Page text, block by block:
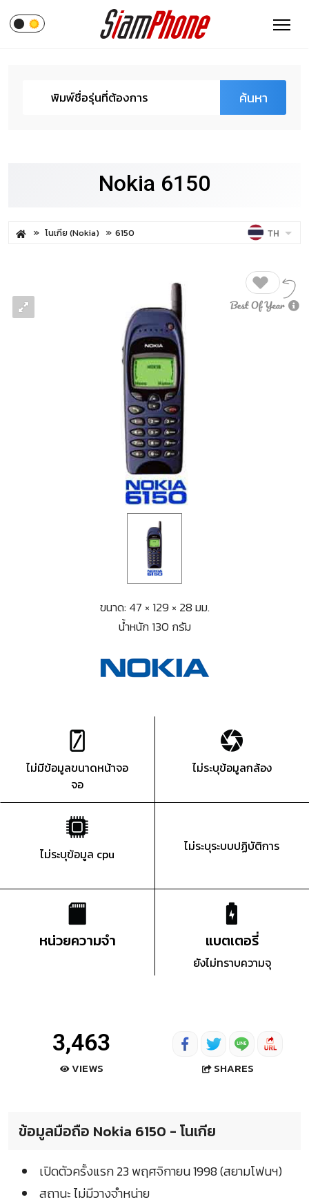
ค้นหา
Nokia 6150
โนเกีย (Nokia) 6150 TH
ขนาด: 47 × 129 × 28 มม.
น้ำหนัก 130 กรัม
ไม่มีข้อมูลขนาดหน้าจอ
จอ
ไม่ระบุข้อมูลกล้อง
ไม่ระบุข้อมูล cpu ไม่ระบุระบบปฏิบัติการ
หน่วยความจำ แบตเตอรี่
ยังไม่ทราบความจุ
3,463
VIEWS SHARES
ข้อมูลมือถือ Nokia 6150 - โนเกีย
เปิดตัวครั้งแรก 23 พฤศจิกายน 1998 (สยามโฟนฯ)
สถานะ ไม่มีวางจำหน่าย